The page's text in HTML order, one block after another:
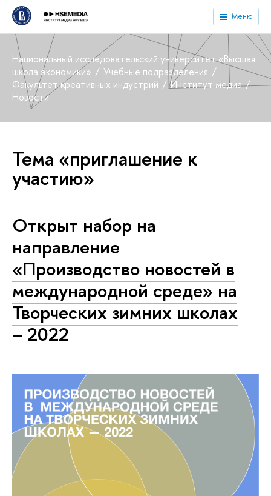
Меню
Национальный исследовательский университет «Высшая
школа экономики»
Учебные подразделения
Факультет креативных индустрий
Институт медиа
Новости
Тема «приглашение к
участию»
Открыт набор на
направление
«Производство новостей в
международной среде» на
Творческих зимних школах
– 2022